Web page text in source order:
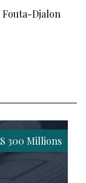
Fouta-Djalon
300 Millions